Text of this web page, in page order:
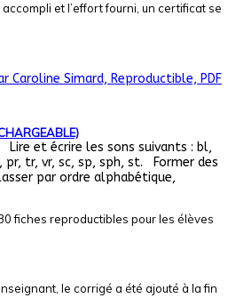
et l’effort fourni, un certificat se
Lire et écrire les sons suivants : bl,
tr, vr, sc, sp, sph, st. Former des
par ordre alphabétique,
fiches reproductibles pour les élèves
le corrigé a été ajouté à la fin